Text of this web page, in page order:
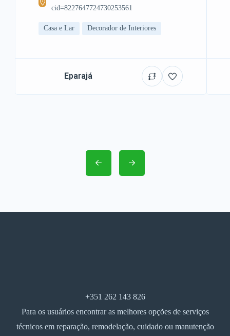
cid=8227647724730253561
Casa e Lar Decorador de Interiores
Eparajá
+351 262 143 826
Para os usuários encontrar as melhores opções de serviços
técnicos em reparação, remodelação, cuidado ou manutenção